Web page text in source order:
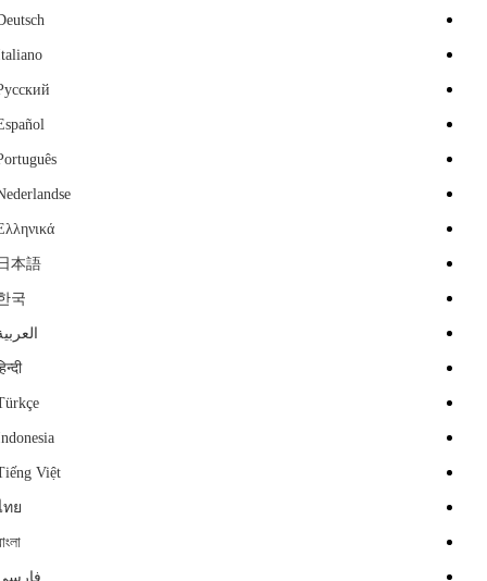
Deutsch
Italiano
Русский
Español
Português
Nederlandse
Ελληνικά
日本語
한국
العربية
हिन्दी
Türkçe
Indonesia
Tiếng Việt
ไทย
বাংলা
فارسی